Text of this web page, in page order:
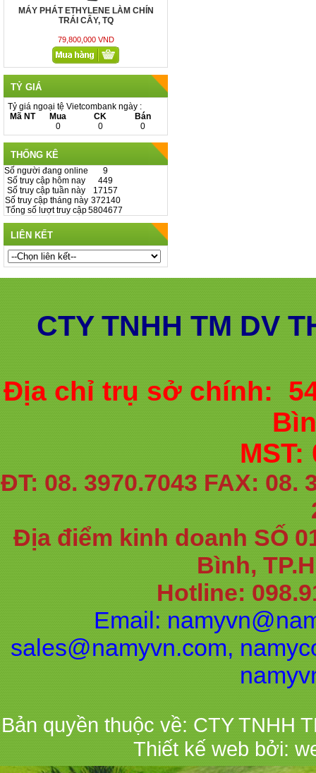
BUỒNG ĐẾM KẺ Ô LƯỚI KHÔNG
TRÁNG BẠC
1.500.000 - 2.000.000
TỶ GIÁ
Tỷ giá ngoại tệ Vietcombank ngày :
Mã NT
Mua CK
Bán
0
0 0
THỐNG KÊ
Số người đang online
9
Số truy cập hôm nay
449
Số truy cập tuần này
17157
Số truy cập tháng này 372140
Tổng số lượt truy cập5804677
LIÊN KẾT
CTY TNHH TM DV
Địa chỉ trụ sở chính:
MST:
ĐT: 08. 3970.7043 FAX: 08.
Địa điểm kinh doanh SỐ
Bình,
Hotline:
Email:
sales@namyvn.com,
Bản quyền thuộc về: CTY TNHH
Thiết kế web bởi: